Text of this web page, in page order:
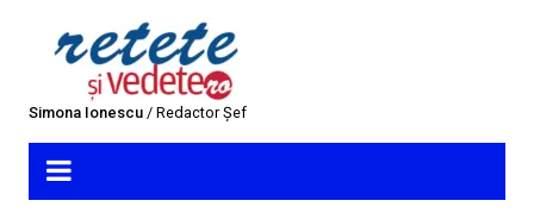
Simona Ionescu/ Redactor Șef